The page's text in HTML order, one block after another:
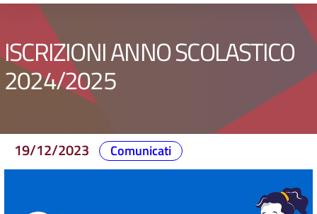
ISCRIZIONI ANNO SCOLASTICO
2024/2025
19/12/2023 Comunicati